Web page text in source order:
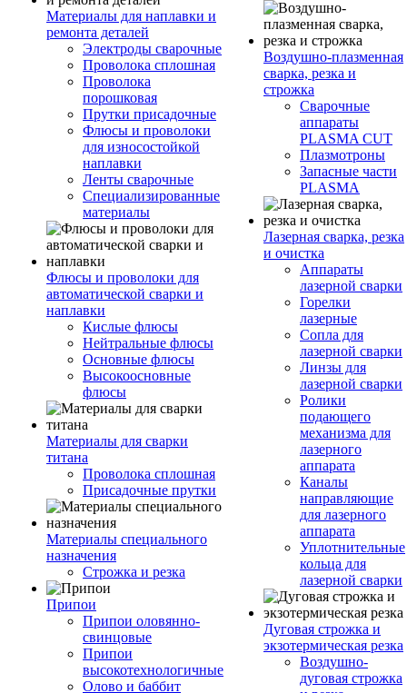
Материалы для наплавки и
ремонта деталей
Электроды сварочные
Проволока сплошная
Проволока
порошковая
Прутки присадочные
Флюсы и проволоки
для износостойкой
наплавки
Ленты сварочные
Специализированные
материалы
Флюсы и проволоки для
автоматической сварки и
наплавки
Кислые флюсы
Нейтральные флюсы
Основные флюсы
Высокоосновные
флюсы
Материалы для сварки
титана
Проволока сплошная
Присадочные прутки
Материалы специального
назначения
Строжка и резка
Припои
Припои оловянно-
свинцовые
Припои
высокотехнологичные
Олово и баббит
Воздушно-плазменная
сварка, резка и
строжка
Сварочные
аппараты
PLASMA CUT
Плазмотроны
Запасные части
PLASMA
Лазерная сварка, резка
и очистка
Аппараты
лазерной сварки
Горелки
лазерные
Сопла для
лазерной сварки
Линзы для
лазерной сварки
Ролики
подающего
механизма для
лазерного
аппарата
Каналы
направляющие
для лазерного
аппарата
Уплотнительные
кольца для
лазерной сварки
Дуговая строжка и
экзотермическая резка
Воздушно-
дуговая строжка